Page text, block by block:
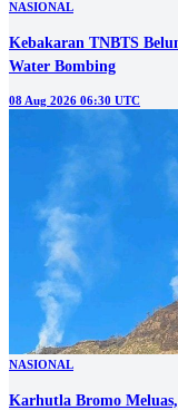
NASIONAL
Kebakaran TNBTS
Water Bombing
08 Aug 2026 06:30 UTC
NASIONAL
Karhutla Bromo